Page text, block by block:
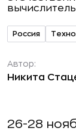
Россия
Автор:
Никита
26-28